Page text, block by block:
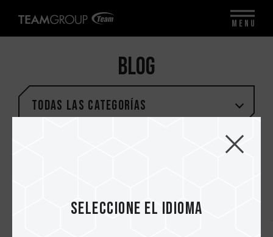
BLOG
Todas las categorías
LISTA DE ETIQUETAS
Seleccione el idioma
MENU